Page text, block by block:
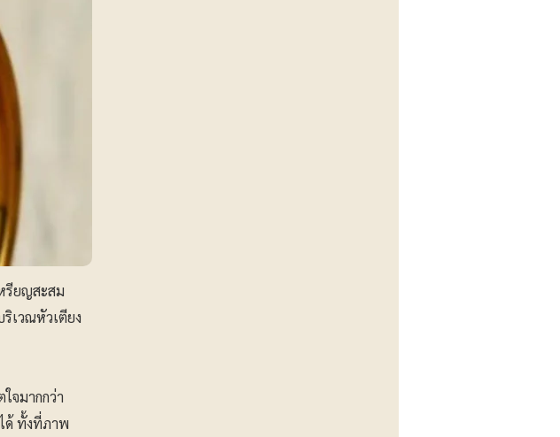
รียญสะสม
เวณหัวเตียง
จมากกว่า
ด้ ทั้งที่ภาพ